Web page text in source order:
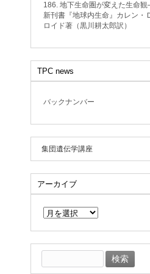
186. 地下生命圏が変えた生命
新刊書『地球内生命』カレン・
ロイド著（黒川耕太郎訳）
TPC news
バックナンバー
集団遺伝学講座
アーカイブ
イ
ブ
索: